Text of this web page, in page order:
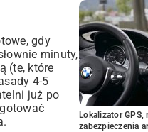
gdy
minuty,
(te, które
4-5
już po
Lokalizator
zabezpieczenia